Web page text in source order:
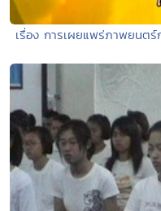
เรื่อง การเผยแพร่ภาพยนตร์